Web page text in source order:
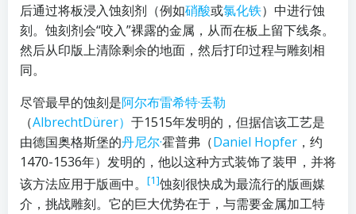
后通过将板浸入蚀刻剂（例如硝酸或氯化铁）中进行蚀
刻。蚀刻剂会“咬入”裸露的金属，从而在板上留下线条。
然后从印版上清除剩余的地面，然后打印过程与雕刻相
同。
尽管最早的蚀刻是阿尔布雷希特·丢勒
（AlbrechtDürer） 于1515年发明的，但据信该工艺是
由德国奥格斯堡的丹尼尔·霍普弗（Daniel Hopfer ，约
1470-1536年）发明的，他以这种方式装饰了装甲，并将
该方法应用于版画中。
[1]蚀刻很快成为最流行的版画媒
介，挑战雕刻。它的巨大优势在于，与需要金属加工特